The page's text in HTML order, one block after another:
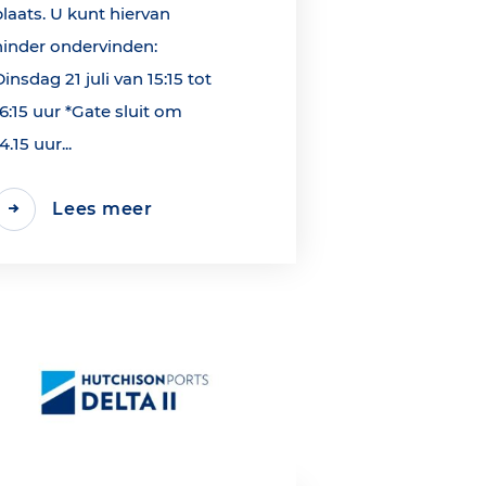
U kunt hiervan
ondervinden:
21 juli van 15:15 tot
uur *Gate sluit om
uur...
Lees meer